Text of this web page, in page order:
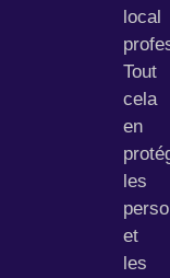
local
Tout
cela
en
les
et
les